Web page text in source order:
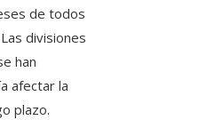
de todos
divisiones
han
afectar la
plazo.